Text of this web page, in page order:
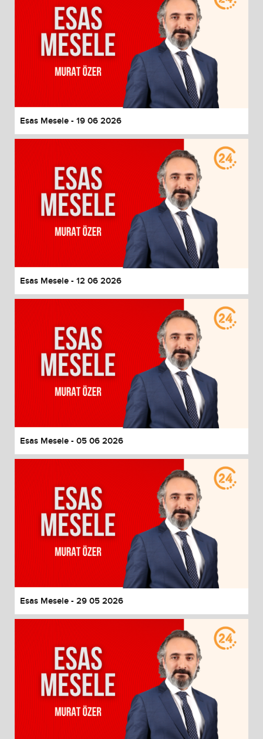
Esas Mesele - 19 06 2026
Esas Mesele - 12 06 2026
Esas Mesele - 05 06 2026
Esas Mesele - 29 05 2026